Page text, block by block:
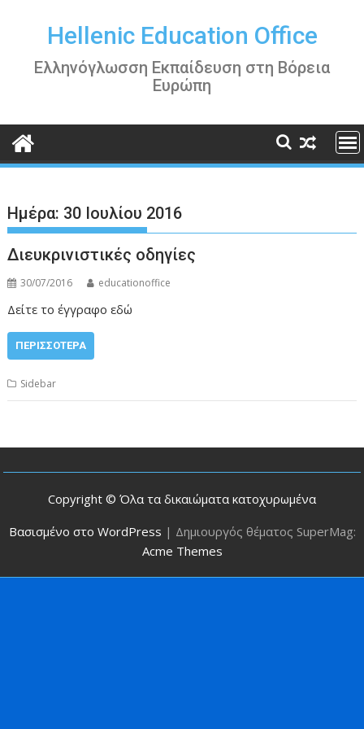
περιεχόμενοHellenic Education Office
Ελληνόγλωσση Εκπαίδευση στη Βόρεια
Ευρώπη
Ημέρα: 30 Ιουλίου 2016
Διευκρινιστικές οδηγίες
30/07/2016 educationoffice
Δείτε το έγγραφο εδώ
ΠΕΡΙΣΣΌΤΕΡΑ
Sidebar
Copyright © Όλα τα δικαιώματα κατοχυρωμένα
Βασισμένο στο WordPress | Δημιουργός θέματος SuperMag:
Acme Themes